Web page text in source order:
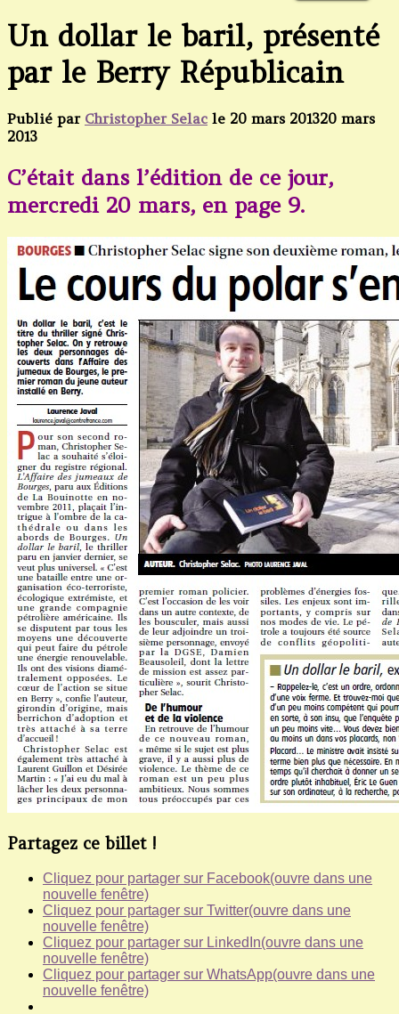
Un dollar le baril, présenté
par le Berry Républicain
Publié par Christopher Selac le 20 mars 201320 mars
2013
C’était dans l’édition de ce jour,
mercredi 20 mars, en page 9.
Partagez ce billet !
Cliquez pour partager sur Facebook(ouvre dans une
nouvelle fenêtre)
Cliquez pour partager sur Twitter(ouvre dans une
nouvelle fenêtre)
Cliquez pour partager sur LinkedIn(ouvre dans une
nouvelle fenêtre)
Cliquez pour partager sur WhatsApp(ouvre dans une
nouvelle fenêtre)